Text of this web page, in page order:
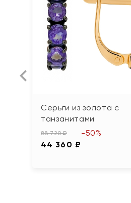
Серьги из золота с
танзанитами
88 720 ₽
44 360 ₽
-50%